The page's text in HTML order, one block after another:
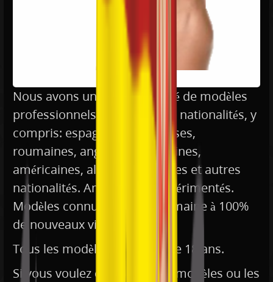
Nous avons un staff composé de modèles
professionnels de différentes nationalités, y
compris: espagnoles, françaises,
roumaines, anglaises, argentines,
américaines, allemands, belges et autres
nationalités. Amateurs et expérimentés.
Modèles connues dans le domaine à 100%
de nouveaux visages.
Tous les modèles sont plus de 18 ans.
Si vous voulez connaître nos modèles ou les